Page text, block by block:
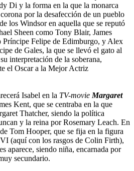
Di y la forma en la que la monarca
por la desafección de un pueblo
los Windsor en aquella que se reputó
Sheen como Tony Blair, James
Príncipe Felipe de Edimburgo, y Alex
de Gales, la que se llevó el gato al
interpretación de la soberana,
el Oscar a la Mejor Actriz
Isabel en la TV-movie Margaret
Kent, que se centraba en la que
Thatcher, siendo la política
y la reina por Rosemary Leach. En
Tom Hooper, que se fija en la figura
(aquí con los rasgos de Colin Firth),
aparece, siendo niña, encarnada por
secundario.